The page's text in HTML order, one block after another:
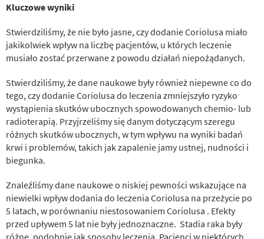
Kluczowe wyniki
Stwierdziliśmy, że nie było jasne, czy dodanie Coriolusa miało
jakikolwiek wpływ na liczbę pacjentów, u których leczenie
musiało zostać przerwane z powodu działań niepożądanych.
Stwierdziliśmy, że dane naukowe były również niepewne co do
tego, czy dodanie Coriolusa do leczenia zmniejszyło ryzyko
wystąpienia skutków ubocznych spowodowanych chemio- lub
radioterapią. Przyjrzeliśmy się danym dotyczącym szeregu
różnych skutków ubocznych, w tym wpływu na wyniki badań
krwi i problemów, takich jak zapalenie jamy ustnej, nudności i
biegunka.
Znaleźliśmy dane naukowe o niskiej pewności wskazujące na
niewielki wpływ dodania do leczenia Coriolusa na przeżycie po
5 latach, w porównaniu niestosowaniem Coriolusa . Efekty
przed upływem 5 lat nie były jednoznaczne. Stadia raka były
różne, podobnie jak sposoby leczenia. Pacjenci w niektórych